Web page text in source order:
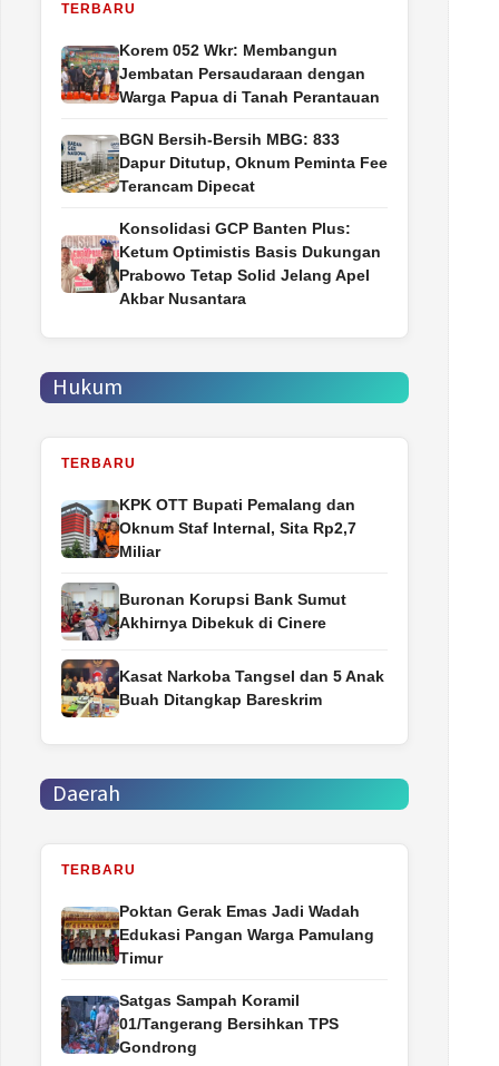
TERBARU
Korem 052 Wkr: Membangun
Jembatan Persaudaraan dengan
Warga Papua di Tanah Perantauan
BGN Bersih-Bersih MBG: 833
Dapur Ditutup, Oknum Peminta Fee
Terancam Dipecat
Konsolidasi GCP Banten Plus:
Ketum Optimistis Basis Dukungan
Prabowo Tetap Solid Jelang Apel
Akbar Nusantara
Hukum
TERBARU
‎KPK OTT Bupati Pemalang dan
Oknum Staf Internal, Sita Rp2,7
Miliar
Buronan Korupsi Bank Sumut
Akhirnya Dibekuk di Cinere
Kasat Narkoba Tangsel dan 5 Anak
Buah Ditangkap Bareskrim
Daerah
TERBARU
Poktan Gerak Emas Jadi Wadah
Edukasi Pangan Warga Pamulang
Timur
Satgas Sampah Koramil
01/Tangerang Bersihkan TPS
Gondrong